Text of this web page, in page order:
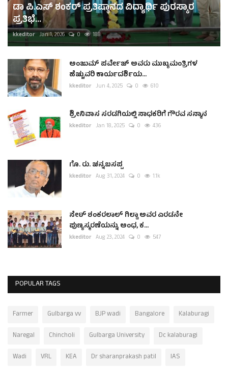
ಡಾ ಪಿ.ಎಸ್ ಶಂಕರ್ ಪ್ರತಿಷ್ಠಾನದ ವಿದ್ಯಾರ್ಥಿ ಪುರಸ್ಕಾರ
ಪ್ರತಿಭೆ...
kkeditor Jan 1, 2026 0 188
ಅಂಜುಮ್ ಪರ್ವೇಜ್ ಅವರು ಮುಖ್ಯಮಂತ್ರಿಗಳ
ಹೆಚ್ಚುವರಿ ಕಾರ್ಯದರ್ಶಿಯ...
kkeditor Jun 4, 2025 0 610
ಶ್ರೀನಿವಾಸ ಸರಡಗಿಯಲ್ಲಿ ಸಾಧಕರಿಗೆ ಗೌರವ ಸನ್ಮಾನ
kkeditor Jan 18, 2025 0 436
ಗೊ. ರು. ಚನ್ನಬಸಪ್ಪ
kkeditor Aug 31, 2024 0 1.1k
ಸೇಠ್ ಶಂಕರಲಾಲ್ ಗಿಲ್ಡಾ ಅವರ ಎರಡನೇ
ಪುಣ್ಯಸ್ಮರಣೆಯನ್ನು ಅಂಧ, ಕ...
kkeditor Aug 23, 2024 0 547
POPULAR TAGS
Farmer Gulbarga vv BJP wadi Bangalore
Kalaburagi
Naregal
Chincholi Gulbarga University
Dc kalaburagi
Wadi
VRL KEA Dr sharanprakash patil
IAS